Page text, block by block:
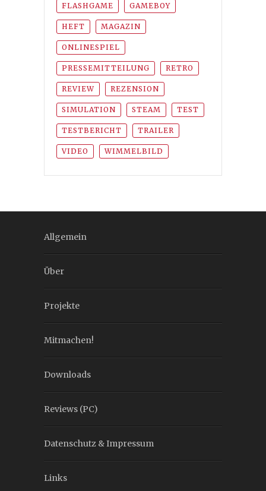
FLASHGAME GAMEBOY
HEFT MAGAZIN
ONLINESPIEL
PRESSEMITTEILUNG RETRO
REVIEW REZENSION
SIMULATION STEAM TEST
TESTBERICHT TRAILER
VIDEO WIMMELBILD
Allgemein
Über
Projekte
Mitmachen!
Downloads
Reviews (PC)
Datenschutz & Impressum
Links